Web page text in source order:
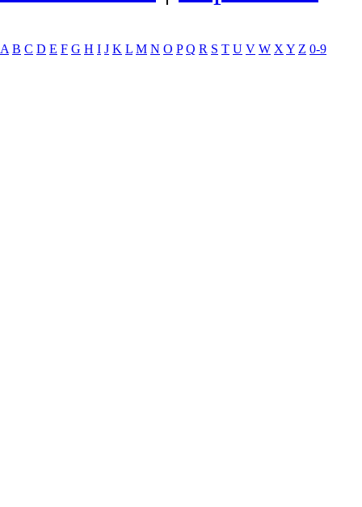
A B C D E F G H I J K L M N O P Q R S T U V W X Y Z 0-9